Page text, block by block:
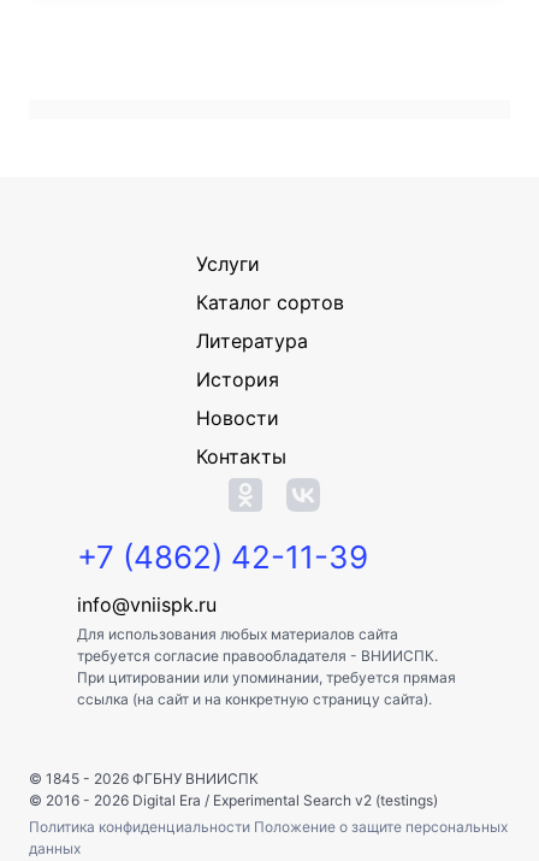
Услуги
Каталог сортов
Литература
История
Новости
Контакты
+7 (4862) 42-11-39
info@vniispk.ru
Для использования любых материалов сайта
требуется согласие правообладателя - ВНИИСПК.
При цитировании или упоминании, требуется прямая
ссылка (на сайт и на конкретную страницу сайта).
© 1845 - 2026 ФГБНУ ВНИИСПК
© 2016 - 2026 Digital Era / Experimental Search v2 (testings)
Политика конфиденциальности Положение о защите персональных
данных